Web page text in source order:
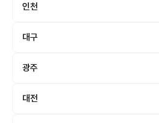
인천
대구
광주
대전